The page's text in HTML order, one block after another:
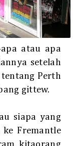
atau apa
setelah
Perth
gittew.
siapa yang
Fremantle
kitaorang